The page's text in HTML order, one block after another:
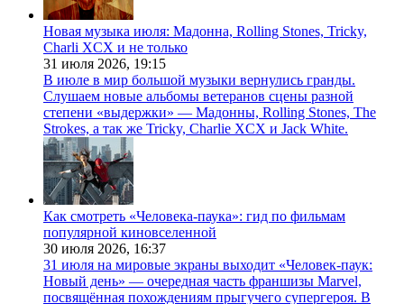
Новая музыка июля: Мадонна, Rolling Stones, Tricky,
Charli XCX и не только
31 июля 2026, 19:15
В июле в мир большой музыки вернулись гранды.
Слушаем новые альбомы ветеранов сцены разной
степени «выдержки» — Мадонны, Rolling Stones, The
Strokes, а так же Tricky, Charlie XCX и Jack White.
Как смотреть «Человека-паука»: гид по фильмам
популярной киновселенной
30 июля 2026, 16:37
31 июля на мировые экраны выходит «Человек-паук:
Новый день» — очередная часть франшизы Marvel,
посвящённая похождениям прыгучего супергероя. В